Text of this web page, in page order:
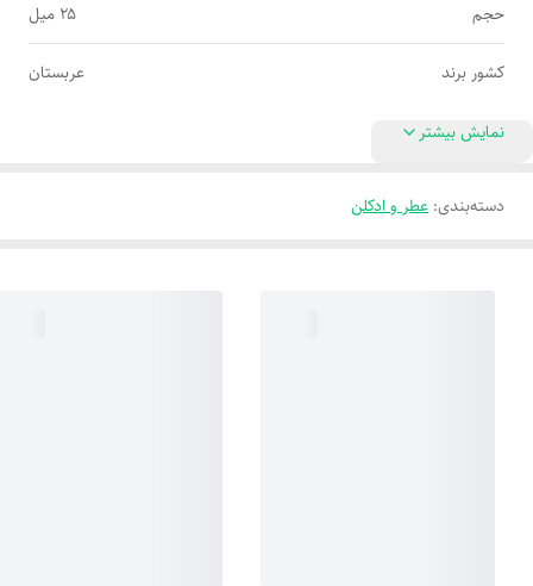
حجم ۲۵ میل
کشور برند عربستان
نمایش بیشتر
دسته‌بندی: عطر و ادکلن